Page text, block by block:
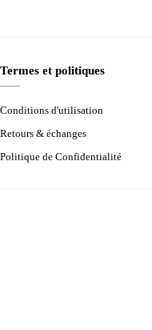
Termes et politiques
Conditions d'utilisation
Retours & échanges
Politique de Confidentialité